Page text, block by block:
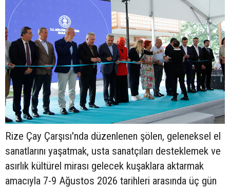
Rize Çay Çarşısı'nda düzenlenen şölen, geleneksel el
sanatlarını yaşatmak, usta sanatçıları desteklemek ve
asırlık kültürel mirası gelecek kuşaklara aktarmak
amacıyla 7-9 Ağustos 2026 tarihleri arasında üç gün